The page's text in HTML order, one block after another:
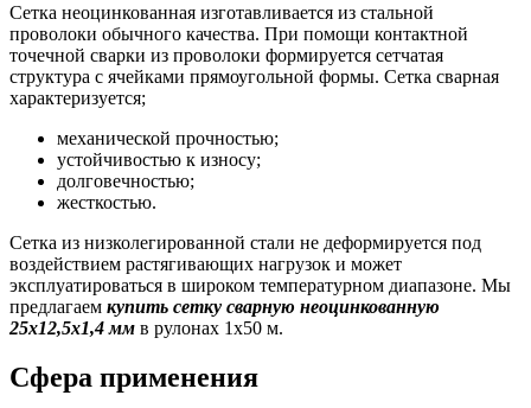
Сетка неоцинкованная изготавливается из стальной
проволоки обычного качества. При помощи контактной
точечной сварки из проволоки формируется сетчатая
структура с ячейками прямоугольной формы. Сетка сварная
характеризуется;
механической прочностью;
устойчивостью к износу;
долговечностью;
жесткостью.
Сетка из низколегированной стали не деформируется под
воздействием растягивающих нагрузок и может
эксплуатироваться в широком температурном диапазоне. Мы
предлагаем купить сетку сварную неоцинкованную
25х12,5х1,4 мм в рулонах 1х50 м.
Сфера применения